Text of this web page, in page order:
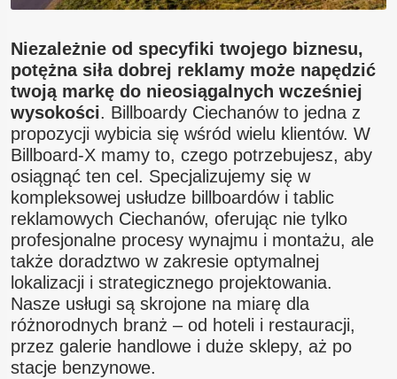
Niezależnie od specyfiki twojego biznesu,
potężna siła dobrej reklamy może napędzić
twoją markę do nieosiągalnych wcześniej
wysokości. Billboardy Ciechanów to jedna z
propozycji wybicia się wśród wielu klientów. W
Billboard-X mamy to, czego potrzebujesz, aby
osiągnąć ten cel. Specjalizujemy się w
kompleksowej usłudze billboardów i tablic
reklamowych Ciechanów, oferując nie tylko
profesjonalne procesy wynajmu i montażu, ale
także doradztwo w zakresie optymalnej
lokalizacji i strategicznego projektowania.
Nasze usługi są skrojone na miarę dla
różnorodnych branż – od hoteli i restauracji,
przez galerie handlowe i duże sklepy, aż po
stacje benzynowe.